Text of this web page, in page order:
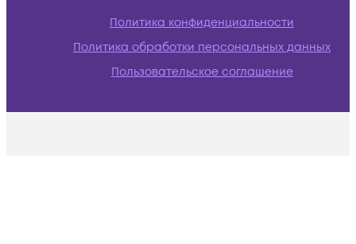
Политика конфиденциальности
Политика обработки персональных данных
Пользовательское соглашение